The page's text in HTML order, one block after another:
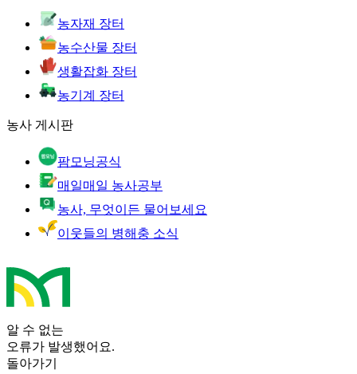
농자재 장터
농수산물 장터
생활잡화 장터
농기계 장터
농사 게시판
팜모닝공식
매일매일 농사공부
농사, 무엇이든 물어보세요
이웃들의 병해충 소식
알 수 없는
오류가 발생했어요.
돌아가기